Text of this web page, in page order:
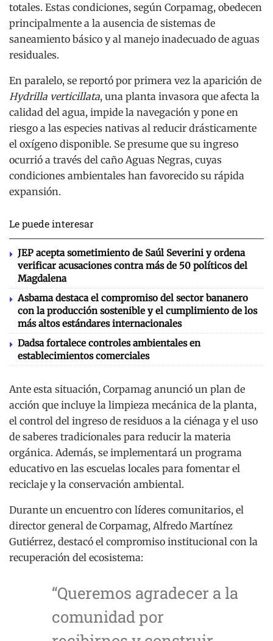
totales. Estas condiciones, según Corpamag, obedecen
principalmente a la ausencia de sistemas de
saneamiento básico y al manejo inadecuado de aguas
residuales.
En paralelo, se reportó por primera vez la aparición de
Hydrilla verticillata, una planta invasora que afecta la
calidad del agua, impide la navegación y pone en
riesgo a las especies nativas al reducir drásticamente
el oxígeno disponible. Se presume que su ingreso
ocurrió a través del caño Aguas Negras, cuyas
condiciones ambientales han favorecido su rápida
expansión.
Le puede interesar
JEP acepta sometimiento de Saúl Severini y ordena
verificar acusaciones contra más de 50 políticos del
Magdalena
Asbama destaca el compromiso del sector bananero
con la producción sostenible y el cumplimiento de los
más altos estándares internacionales
Dadsa fortalece controles ambientales en
establecimientos comerciales
Ante esta situación, Corpamag anunció un plan de
acción que incluye la limpieza mecánica de la planta,
el control del ingreso de residuos a la ciénaga y el uso
de saberes tradicionales para reducir la materia
orgánica. Además, se implementará un programa
educativo en las escuelas locales para fomentar el
reciclaje y la conservación ambiental.
Durante un encuentro con líderes comunitarios, el
director general de Corpamag, Alfredo Martínez
Gutiérrez, destacó el compromiso institucional con la
recuperación del ecosistema:
“Queremos agradecer a la
comunidad por